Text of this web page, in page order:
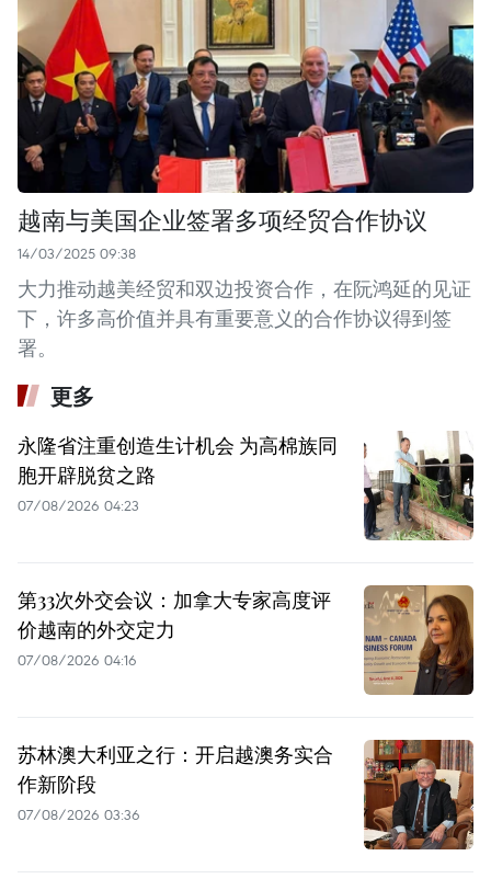
越南与美国企业签署多项经贸合作协议
14/03/2025 09:38
大力推动越美经贸和双边投资合作，在阮鸿延的见证
下，许多高价值并具有重要意义的合作协议得到签
署。
更多
永隆省注重创造生计机会 为高棉族同
胞开辟脱贫之路
07/08/2026 04:23
第33次外交会议：加拿大专家高度评
价越南的外交定力
07/08/2026 04:16
苏林澳大利亚之行：开启越澳务实合
作新阶段
07/08/2026 03:36